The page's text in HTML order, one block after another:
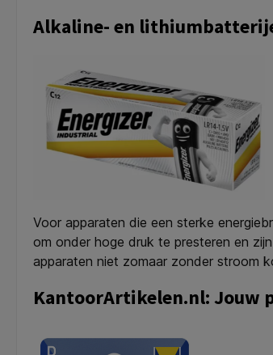
Alkaline- en
Voor apparaten die een sterke
om onder hoge druk te presteren en
apparaten niet zomaar zonder stroom
KantoorArtikelen.nl: Jouw